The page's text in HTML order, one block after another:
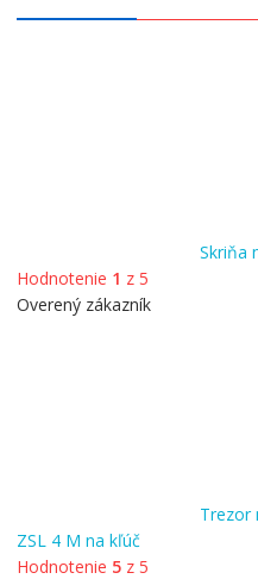
Skriňa
Hodnotenie 1 z 5
Overený zákazník
Trezor
ZSL 4 M na kľúč
Hodnotenie 5z 5